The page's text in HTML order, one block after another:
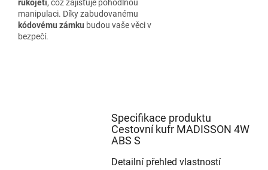
rukojetí, což zajišťuje pohodlnou
manipulaci. Díky zabudovanému
kódovému zámku budou vaše věci v
bezpečí.
Specifikace produktu
Cestovní kufr MADISSON 4W
ABS S
Detailní přehled vlastností